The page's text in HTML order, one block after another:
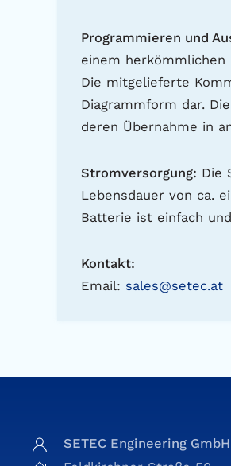
Programmieren und
einem
Die mitgelieferte
Diagrammform dar.
deren Übernahme in
Stromversorgung: Die
Lebensdauer von ca.
Batterie ist einfach
Kontakt:
Email: sales@setec.at
SETEC Engineering GmbH